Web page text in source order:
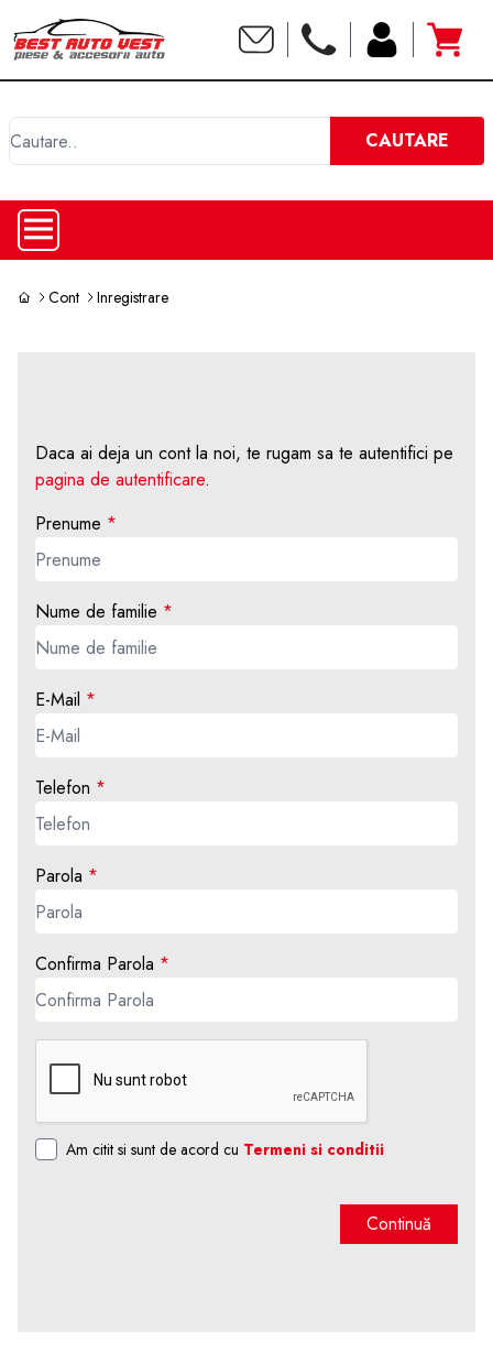
CAUTARE
Cont Inregistrare
Daca ai deja un cont la noi, te rugam sa te autentifici pe
pagina de autentificare.
Prenume
Nume de familie
E-Mail
Telefon
Parola
Confirma Parola
Am citit si sunt de acord cu Termeni si conditii
Continuă